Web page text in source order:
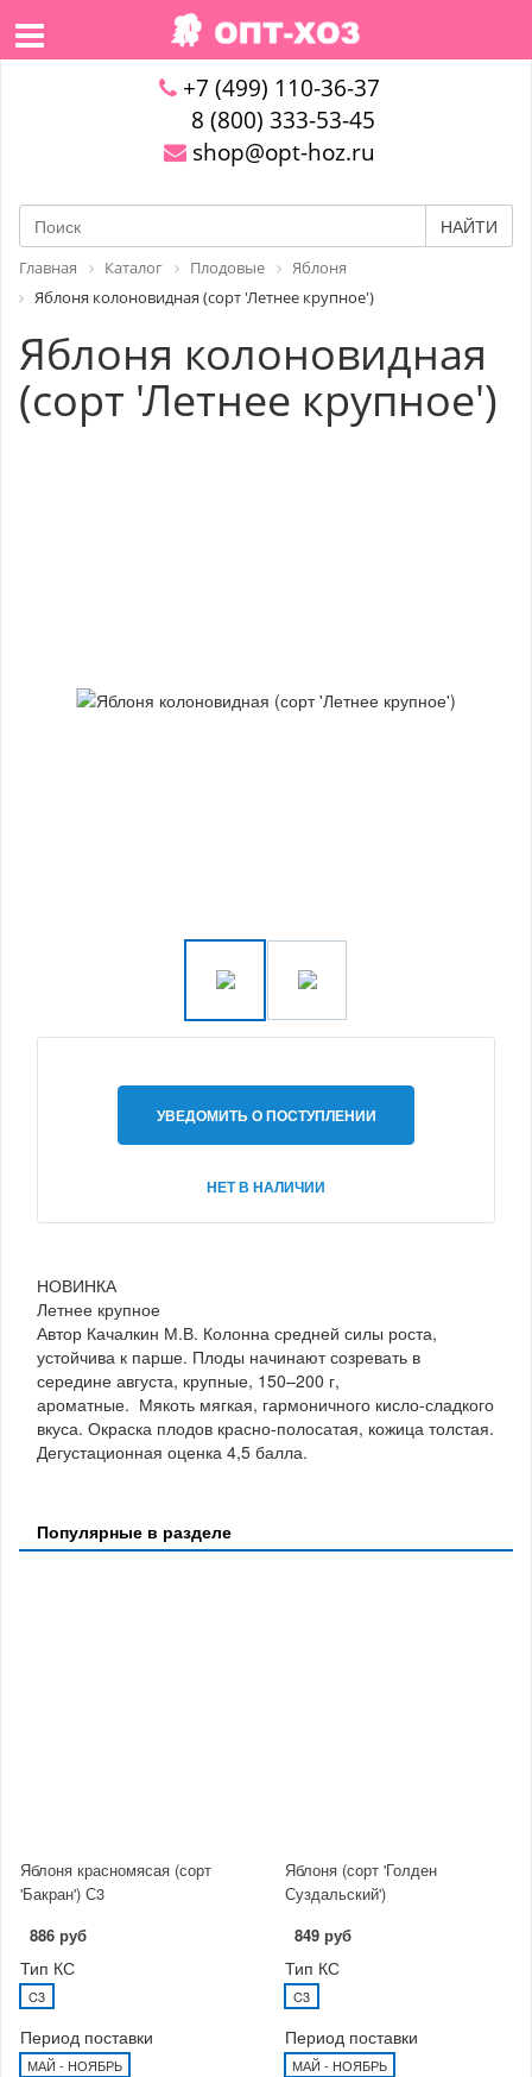
+7 (499) 110-36-37
8 (800) 333-53-45
shop@opt-hoz.ru
НАЙТИ
Главная Каталог Плодовые
Яблоня
Яблоня колоновидная (сорт 'Летнее крупное')
Яблоня колоновидная
(сорт 'Летнее крупное')
УВЕДОМИТЬ О ПОСТУПЛЕНИИ
НЕТ В НАЛИЧИИ
НОВИНКА
Летнее крупное
Автор Качалкин М.В. Колонна средней силы роста,
устойчива к парше. Плоды начинают созревать в
середине августа, крупные, 150–200 г,
ароматные. Мякоть мягкая, гармоничного кисло-сладкого
вкуса. Окраска плодов красно-полосатая, кожица толстая.
Дегустационная оценка 4,5 балла.
Популярные в разделе
Яблоня красномясая (сорт
'Бакран') С3
886 руб
Тип КС
C3
Период поставки
МАЙ - НОЯБРЬ
Яблоня (сорт 'Голден
Суздальский')
849 руб
Тип КС
C3
Период поставки
МАЙ - НОЯБРЬ